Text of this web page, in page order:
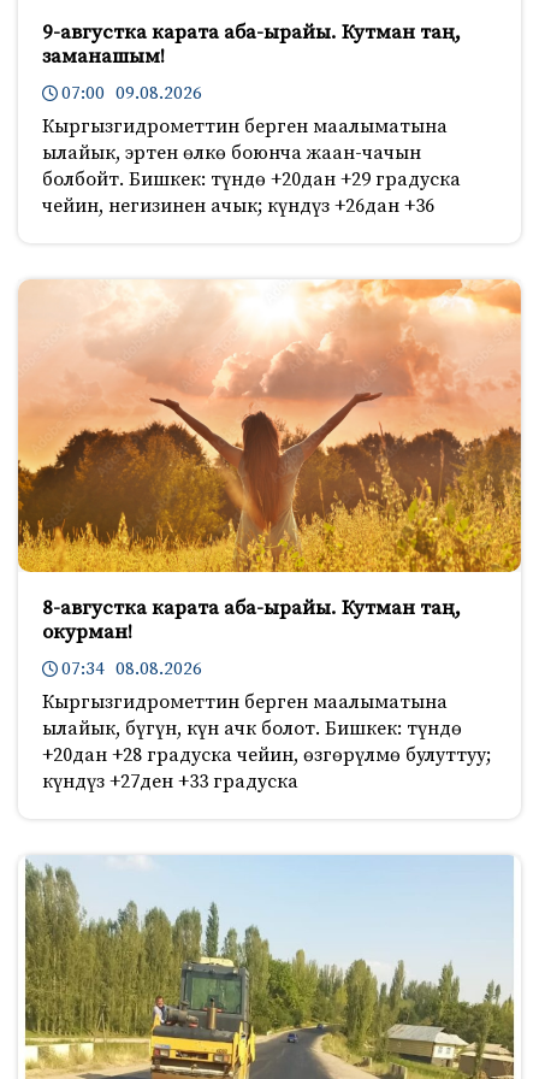
9-августка карата аба-ырайы. Кутман таң,
заманашым!
07:00 09.08.2026
Кыргызгидрометтин берген маалыматына
ылайык, эртен өлкө боюнча жаан-чачын
болбойт. Бишкек: түндө +20дан +29 градуска
чейин, негизинен ачык; күндүз +26дан +36
8-августка карата аба-ырайы. Кутман таң,
окурман!
07:34 08.08.2026
Кыргызгидрометтин берген маалыматына
ылайык, бүгүн, күн ачк болот. Бишкек: түндө
+20дан +28 градуска чейин, өзгөрүлмө булуттуу;
күндүз +27ден +33 градуска